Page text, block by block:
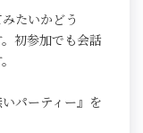
たいかどう
初参加でも会話
パーティー』を